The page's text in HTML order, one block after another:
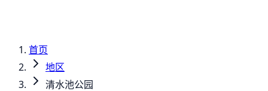
首页
地区
清水池公园